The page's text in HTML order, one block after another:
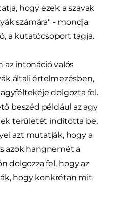
hogy ezek a szavak
számára" - mondja
a kutatócsoport tagja.
az intonáció valós
általi értelmezésben,
dolgozta fel.
beszéd például az agy
területét indította be.
azt mutatják, hogy a
azok hangnemét a
dolgozza fel, hogy az
hogy konkrétan mit